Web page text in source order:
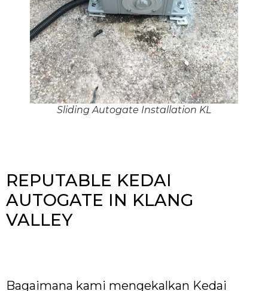
Sliding Autogate Installation KL
REPUTABLE KEDAI
AUTOGATE IN KLANG
VALLEY
Bagaimana kami mengekalkan Kedai